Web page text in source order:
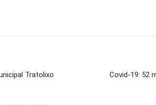
Tratolixo Covid-19: 52